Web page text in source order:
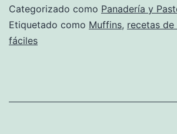
Categorizado como Panadería y
Etiquetado como Muffins, recetas
fáciles